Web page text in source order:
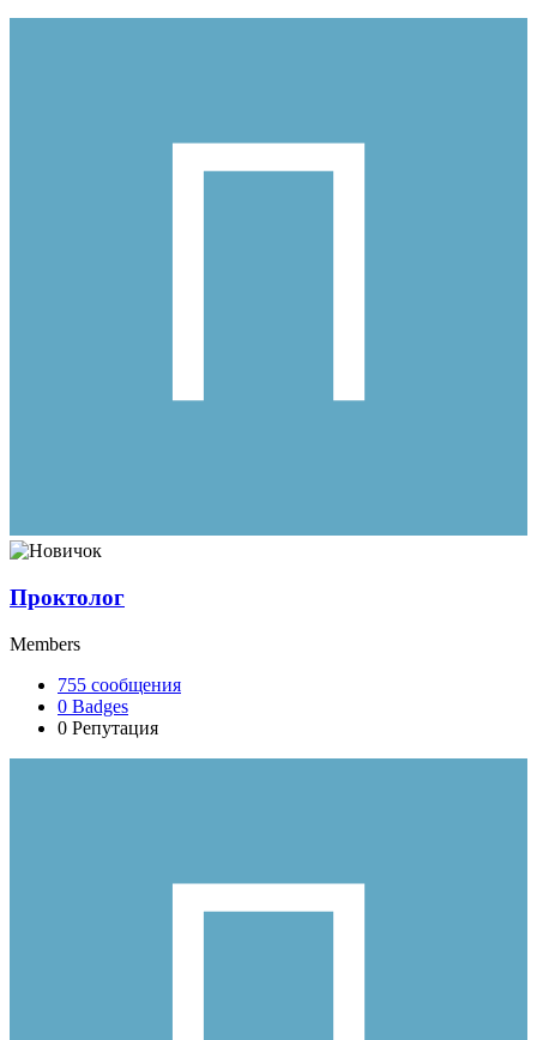
Проктолог
Members
755 сообщения
0 Badges
0 Репутация